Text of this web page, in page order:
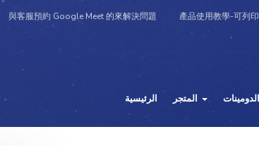
與客服預約 Google Meet 的來解決問題 產品使用教學-可列印
الرئيسية